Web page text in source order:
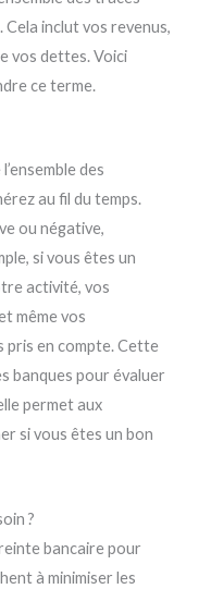
inclut vos revenus,
vos dettes. Voici
ce terme.
des
au fil du temps.
ou négative,
si vous êtes un
activité, vos
même vos
pris en compte. Cette
banques pour évaluer
permet aux
si vous êtes un bon
?
bancaire pour
à minimiser les